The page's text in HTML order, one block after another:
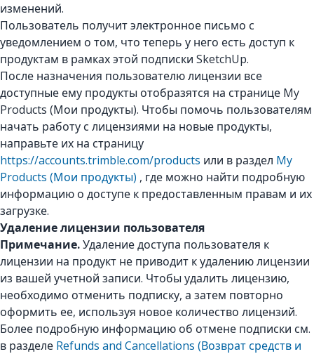
изменений.
Пользователь получит электронное письмо с
уведомлением о том, что теперь у него есть доступ к
продуктам в рамках этой подписки SketchUp.
После назначения пользователю лицензии все
доступные ему продукты отобразятся на странице My
Products (Мои продукты). Чтобы помочь пользователям
начать работу с лицензиями на новые продукты,
направьте их на страницу
https://accounts.trimble.com/products или в раздел My
Products (Мои продукты) , где можно найти подробную
информацию о доступе к предоставленным правам и их
загрузке.
Удаление лицензии пользователя
Примечание.Удаление доступа пользователя к
лицензии на продукт не приводит к удалению лицензии
из вашей учетной записи. Чтобы удалить лицензию,
необходимо отменить подписку, а затем повторно
оформить ее, используя новое количество лицензий.
Более подробную информацию об отмене подписки см.
в разделе Refunds and Cancellations (Возврат средств и